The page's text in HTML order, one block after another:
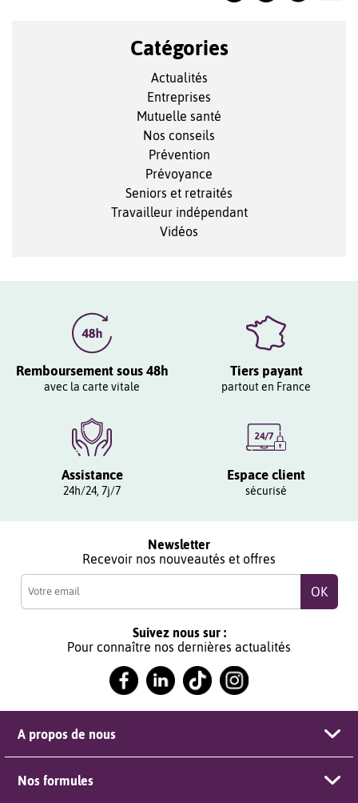
Catégories
Actualités
Entreprises
Mutuelle santé
Nos conseils
Prévention
Prévoyance
Seniors et retraités
Travailleur indépendant
Vidéos
Remboursement sous 48h
avec la carte vitale
Tiers payant
partout en France
Assistance
24h/24, 7j/7
Espace client
sécurisé
Newsletter
Recevoir nos nouveautés et offres
Suivez nous sur :
Pour connaître nos dernières actualités
A propos de nous
Nos formules